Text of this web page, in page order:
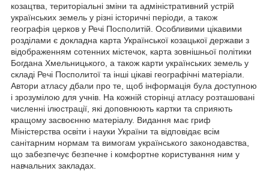
козацтва, територіальні зміни та адміністративний устрій
українських земель у різні історичні періоди, а також
географія церков у Речі Посполитій. Особливими цікавими
розділами є докладна карта Української козацької держави з
відображенням сотенних містечок, карта зовнішньої політики
Богдана Хмельницького, а також карти українських земель у
складі Речі Посполитої та інші цікаві географічні матеріали.
Автори атласу дбали про те, щоб інформація була доступною
і зрозумілою для учнів. На кожній сторінці атласу розташовані
численні ілюстрації, які доповнюють картки та сприяють
кращому засвоєнню матеріалу. Видання має гриф
Міністерства освіти і науки України та відповідає всім
санітарним нормам та вимогам українського законодавства,
що забезпечує безпечне і комфортне користування ним у
навчальних закладах.